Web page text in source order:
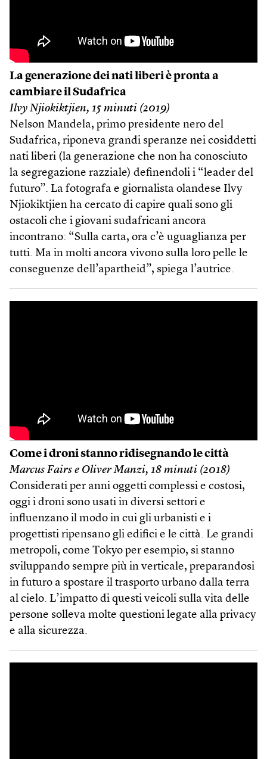
La generazione dei nati liberi è pronta a
cambiare il Sudafrica
Ilvy Njiokiktjien, 15 minuti (2019)
Nelson Mandela, primo presidente nero del
Sudafrica, riponeva grandi speranze nei cosiddetti
nati liberi (la generazione che non ha conosciuto
la segregazione razziale) definendoli i “leader del
futuro”. La fotografa e giornalista olandese Ilvy
Njiokiktjien ha cercato di capire quali sono gli
ostacoli che i giovani sudafricani ancora
incontrano: “Sulla carta, ora c’è uguaglianza per
tutti. Ma in molti ancora vivono sulla loro pelle le
conseguenze dell’apartheid”, spiega l’autrice.
Come i droni stanno ridisegnando le città
Marcus Fairs e Oliver Manzi, 18 minuti (2018)
Considerati per anni oggetti complessi e costosi,
oggi i droni sono usati in diversi settori e
influenzano il modo in cui gli urbanisti e i
progettisti ripensano gli edifici e le città. Le grandi
metropoli, come Tokyo per esempio, si stanno
sviluppando sempre più in verticale, preparandosi
in futuro a spostare il trasporto urbano dalla terra
al cielo. L’impatto di questi veicoli sulla vita delle
persone solleva molte questioni legate alla privacy
e alla sicurezza.